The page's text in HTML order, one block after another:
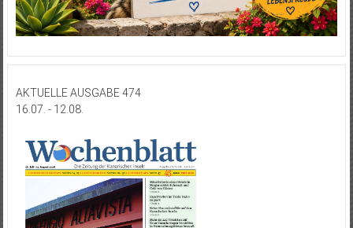
AKTUELLE AUSGABE 474
16.07. - 12.08.